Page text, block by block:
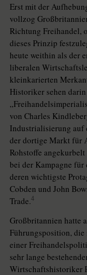
Erst mit der
vollzog
Richtung Freihandel,
dieses Prinzip
heute weithin als der
liberalen
kleinkarierten
Historiker sehen
von Charles
Industrialisierung auf
der dortige Markt für
Rohstoffe angekurbelt
bei der Kampagne
deren wichtigste
Cobden und John
Trade.4
Großbritannien hatte
Führungsposition,
einer
sehr lange
Wirtschaftshistoriker